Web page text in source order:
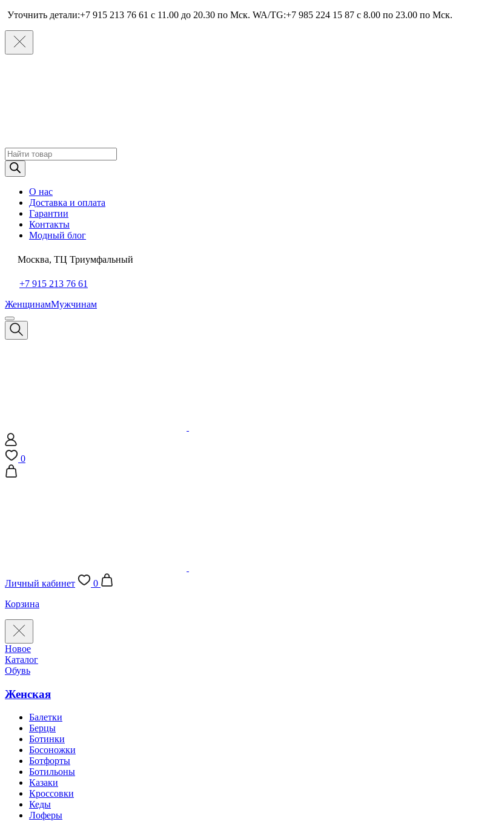
Уточнить детали:+7 915 213 76 61 c 11.00 до 20.30 по Мcк. WA/TG:+7 985 224 15 87 c 8.00 по 23.00 по Мcк.
Поиск
товаров
О нас
Доставка и оплата
Гарантии
Контакты
Модный блог
Москва, ТЦ Триумфальный
+7 915 213 76 61
ЖенщинамМужчинам
0
Личный кабинет
0
Корзина
Новое
Каталог
Обувь
Женская
Балетки
Берцы
Ботинки
Босоножки
Ботфорты
Ботильоны
Казаки
Кроссовки
Кеды
Лоферы